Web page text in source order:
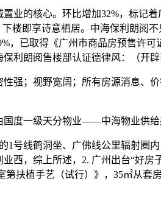
的核心。环比增加32%，标记
楼即享诗意栖居。中海保利朗阅
，已取得《广州市商品房预售许
利朗阅售楼部认证德律风：（开辟
；视野宽阔；所有房源消息、
一级天分物业——中海物业供给
线鹤洞坐、广佛线公里辐射圈
西，综上所述，2. 广州出台“好
扶植手艺（试行）》，35㎡从